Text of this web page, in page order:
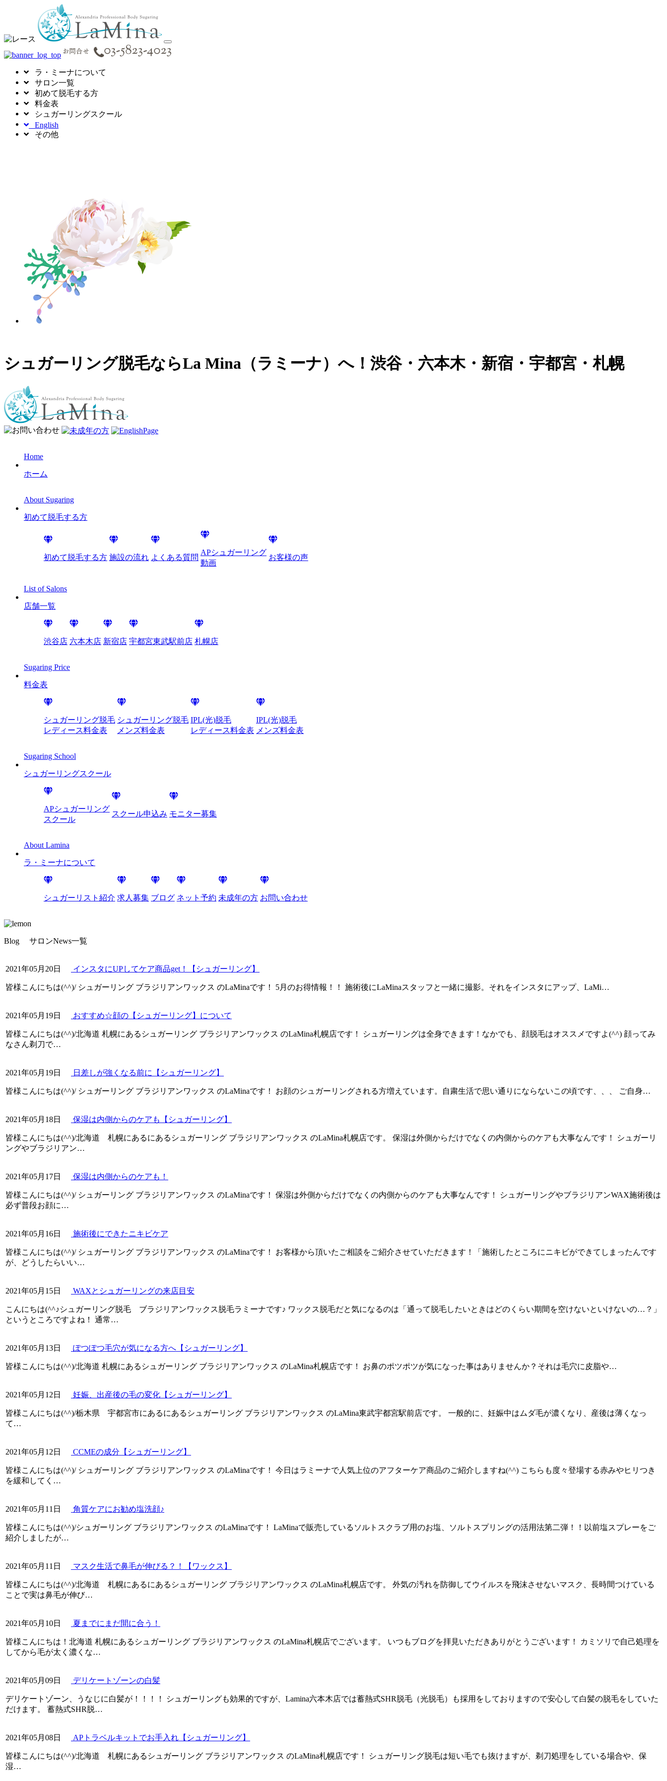
toggle
navigation
ラ・ミーナについて
サロン一覧
初めて脱毛する方
料金表
シュガーリングスクール
English
その他
シュガーリング脱毛ならLa Mina（ラミーナ）へ！渋谷・六本木・新宿・宇都宮・札幌
Home
ホーム
About Sugaring
初めて脱毛する方
初めて脱毛する方 施設の流れ よくある質問
APシュガーリング
動画
お客様の声
List of Salons
店舗一覧
渋谷店 六本木店 新宿店 宇都宮東武駅前店 札幌店
Sugaring Price
料金表
シュガーリング脱毛
レディース料金表
シュガーリング脱毛
メンズ料金表
IPL(光)脱毛
レディース料金表
IPL(光)脱毛
メンズ料金表
Sugaring School
シュガーリングスクール
APシュガーリング
スクール
スクール申込み モニター募集
About Lamina
ラ・ミーナについて
シュガーリスト紹介 求人募集 ブログ ネット予約 未成年の方 お問い合わせ
Blog サロンNews一覧
2021年05月20日 インスタにUPしてケア商品get！【シュガーリング】
皆様こんにちは(^^)/ シュガーリング ブラジリアンワックス のLaMinaです！ 5月のお得情報！！ 施術後にLaMinaスタッフと一緒に撮影。それをインスタにアップ、LaMi…
2021年05月19日 おすすめ☆顔の【シュガーリング】について
皆様こんにちは(^^)/北海道 札幌にあるシュガーリング ブラジリアンワックス のLaMina札幌店です！ シュガーリングは全身できます！なかでも、顔脱毛はオススメですよ(^^) 顔ってみ
なさん剃刀で…
2021年05月19日 日差しが強くなる前に【シュガーリング】
皆様こんにちは(^^)/ シュガーリング ブラジリアンワックス のLaMinaです！ お顔のシュガーリングされる方増えています。自粛生活で思い通りにならないこの頃です、、、 ご自身…
2021年05月18日 保湿は内側からのケアも【シュガーリング】
皆様こんにちは(^^)/北海道 札幌にあるにあるシュガーリング ブラジリアンワックス のLaMina札幌店です。 保湿は外側からだけでなくの内側からのケアも大事なんです！ シュガーリ
ングやブラジリアン…
2021年05月17日 保湿は内側からのケアも！
皆様こんにちは(^^)/ シュガーリング ブラジリアンワックス のLaMinaです！ 保湿は外側からだけでなくの内側からのケアも大事なんです！ シュガーリングやブラジリアンWAX施術後は
必ず普段お顔に…
2021年05月16日 施術後にできたニキビケア
皆様こんにちは(^^)/ シュガーリング ブラジリアンワックス のLaMinaです！ お客様から頂いたご相談をご紹介させていただきます！「施術したところにニキビができてしまったんです
が、どうしたらいい…
2021年05月15日 WAXとシュガーリングの来店目安
こんにちは(^^♪シュガーリング脱毛 ブラジリアンワックス脱毛ラミーナです♪ ワックス脱毛だと気になるのは「通って脱毛したいときはどのくらい期間を空けないといけないの…？」
というところですよね！ 通常…
2021年05月13日 ぽつぽつ毛穴が気になる方へ【シュガーリング】
皆様こんにちは(^^)/北海道 札幌にあるシュガーリング ブラジリアンワックス のLaMina札幌店です！ お鼻のポツポツが気になった事はありませんか？それは毛穴に皮脂や…
2021年05月12日 妊娠、出産後の毛の変化【シュガーリング】
皆様こんにちは(^^)/栃木県 宇都宮市にあるにあるシュガーリング ブラジリアンワックス のLaMina東武宇都宮駅前店です。 一般的に、妊娠中はムダ毛が濃くなり、産後は薄くなっ
て…
2021年05月12日 CCMEの成分【シュガーリング】
皆様こんにちは(^^)/ シュガーリング ブラジリアンワックス のLaMinaです！ 今日はラミーナで人気上位のアフターケア商品のご紹介しますね(^^) こちらも度々登場する赤みやヒリつき
を緩和してく…
2021年05月11日 角質ケアにお勧め塩洗顔♪
皆様こんにちは(^^)/シュガーリング ブラジリアンワックス のLaMinaです！ LaMinaで販売しているソルトスクラブ用のお塩、ソルトスプリングの活用法第二弾！！以前塩スプレーをご
紹介しましたが…
2021年05月11日 マスク生活で鼻毛が伸びる？！【ワックス】
皆様こんにちは(^^)/北海道 札幌にあるにあるシュガーリング ブラジリアンワックス のLaMina札幌店です。 外気の汚れを防御してウイルスを飛沫させないマスク、長時間つけている
ことで実は鼻毛が伸び…
2021年05月10日 夏までにまだ間に合う！
皆様こんにちは！北海道 札幌にあるシュガーリング ブラジリアンワックス のLaMina札幌店でございます。 いつもブログを拝見いただきありがとうございます！ カミソリで自己処理を
してから毛が太く濃くな…
2021年05月09日 デリケートゾーンの白髪
デリケートゾーン、うなじに白髪が！！！！ シュガーリングも効果的ですが、Lamina六本木店では蓄熱式SHR脱毛（光脱毛）も採用をしておりますので安心して白髪の脱毛をしていた
だけます。 蓄熱式SHR脱…
2021年05月08日 APトラベルキットでお手入れ【シュガーリング】
皆様こんにちは(^^)/北海道 札幌にあるシュガーリング ブラジリアンワックス のLaMina札幌店です！ シュガーリング脱毛は短い毛でも抜けますが、剃刀処理をしている場合や、保
湿…